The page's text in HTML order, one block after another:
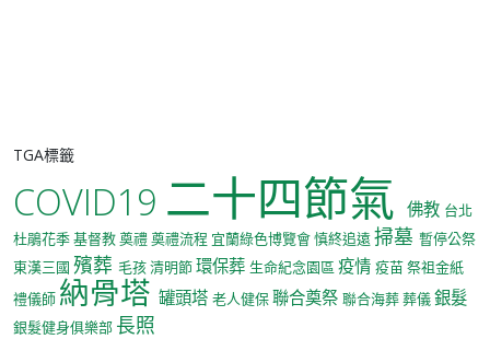
TGA標籤
COVID19 二十四節氣 佛教 台北
杜鵑花季基督教奠禮奠禮流程 宜蘭綠色博覽會慎終追遠掃墓 暫停公祭
東漢三國 殯葬 毛孩清明節環保葬 生命紀念園區 疫情 疫苗祭祖金紙
禮儀師 納骨塔 罐頭塔 老人健保聯合奠祭 聯合海葬葬儀銀髮
銀髮健身俱樂部 長照